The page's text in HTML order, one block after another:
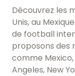
Découvrez les
Unis, au
de football
proposons des
comme
Angeles, New